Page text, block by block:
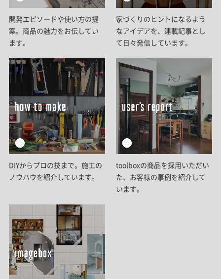
開発エピソードや使い方の提
案。商品の魅力をお伝してい
ます。
家づくりのヒントになるよう
なアイデアを、連載記事とし
て日々発信しています。
DIYからプロの技まで。施工の
ノウハウを紹介しています。
toolboxの商品を採用いただい
た、お客様の事例を紹介して
います。